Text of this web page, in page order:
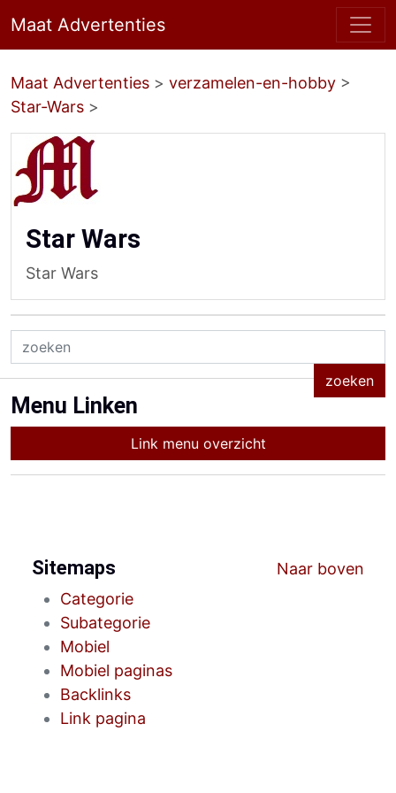
Maat Advertenties
Maat Advertenties > verzamelen-en-hobby >
Star-Wars >
Star Wars
Star Wars
Menu Linken
Link menu overzicht
Naar boven
Sitemaps
Categorie
Subategorie
Mobiel
Mobiel paginas
Backlinks
Link pagina